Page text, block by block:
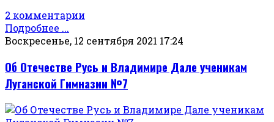
2 комментарии
Подробнее ...
Воскресенье, 12 сентября 2021 17:24
Об Отечестве Русь и Владимире Дале ученикам
Луганской Гимназии №7